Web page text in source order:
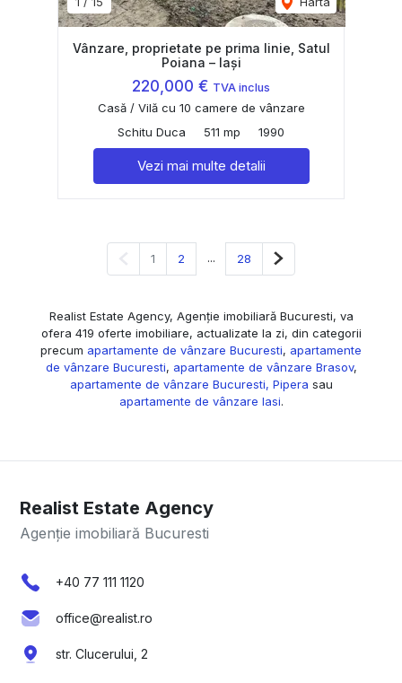
Vânzare, proprietate pe prima linie, Satul
Poiana – Iași
220,000 € TVA inclus
Casă / Vilă cu 10 camere de vânzare
Schitu Duca
511 mp 1990
Vezi mai multe detalii
Pagina anterioară
1 2 ... 28 Pagina următoare
Realist Estate Agency, Agenție imobiliară Bucuresti, va
ofera 419 oferte imobiliare, actualizate la zi, din categorii
precum apartamente de vânzare Bucuresti, apartamente
de vânzare Bucuresti, apartamente de vânzare Brasov,
apartamente de vânzare Bucuresti, Pipera sau
apartamente de vânzare Iasi.
Realist Estate Agency
Agenție imobiliară Bucuresti
+40 77 111 1120
office@realist.ro
str. Clucerului, 2